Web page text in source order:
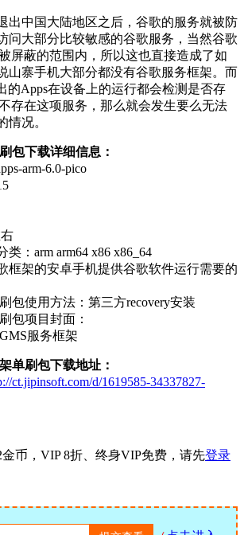
出中国大陆地区之后，谷歌的服务就被防
问大部分比较敏感的谷歌服务，当然谷歌
屏蔽的范围内，所以这也直接造成了如
山寨手机大部分都没有谷歌服务框架。而
的Apps在设备上的运行都会检测是否存
存在这项服务，那么就会发生要么无法
情况。
包下载详细信息：
arm-6.0-pico
：arm arm64 x86 x86_64
框架的安卓手机提供谷歌软件运行需要的
包使用方法：第三方recovery安装
包项目封面：
单刷包下载地址：
ct.jipinsoft.com/d/1619585-34337827-
金币，VIP 8折、终身VIP免费，请先登录